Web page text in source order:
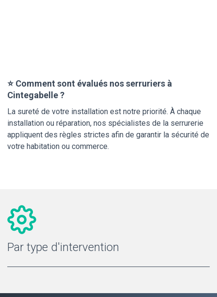
⭐ Comment sont évalués nos serruriers à
Cintegabelle ?
La sureté de votre installation est notre priorité. À chaque
installation ou réparation, nos spécialistes de la serrurerie
appliquent des règles strictes afin de garantir la sécurité de
votre habitation ou commerce.
Par type d'intervention